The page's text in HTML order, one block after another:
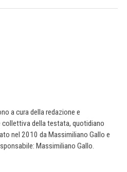
a cura della redazione e
collettiva della testata, quotidiano
nel 2010 da Massimiliano Gallo e
Massimiliano Gallo.